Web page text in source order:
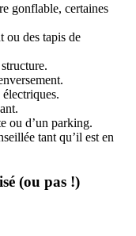
gonflable, certaines
ou des tapis de
ou d’un parking.
tant qu’il est en
(ou pas !)